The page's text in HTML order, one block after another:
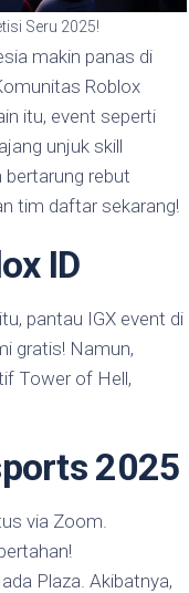
Seru 2025!
makin panas di
Roblox
itu, event seperti
unjuk skill
bertarung rebut
tim daftar sekarang!
ID
pantau IGX event di
gratis! Namun,
Tower of Hell,
2025
via Zoom.
Plaza. Akibatnya,